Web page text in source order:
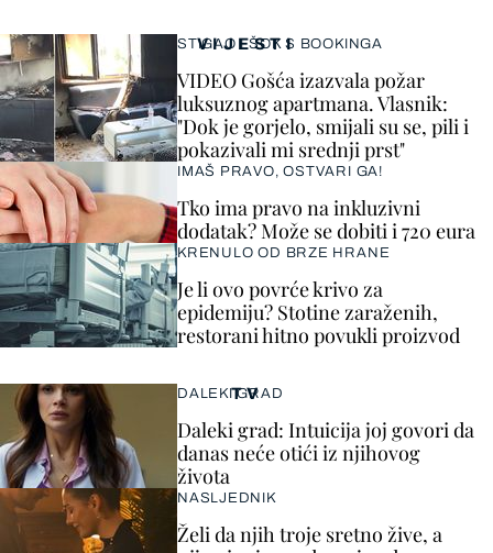
VIJESTI
STIGAO I ŠOK S BOOKINGA
VIDEO Gošća izazvala požar
luksuznog apartmana. Vlasnik:
"Dok je gorjelo, smijali su se, pili i
pokazivali mi srednji prst"
IMAŠ PRAVO, OSTVARI GA!
Tko ima pravo na inkluzivni
dodatak? Može se dobiti i 720 eura
KRENULO OD BRZE HRANE
Je li ovo povrće krivo za
epidemiju? Stotine zaraženih,
restorani hitno povukli proizvod
TV
DALEKI GRAD
Daleki grad: Intuicija joj govori da
danas neće otići iz njihovog
života
NASLJEDNIK
Želi da njih troje sretno žive, a